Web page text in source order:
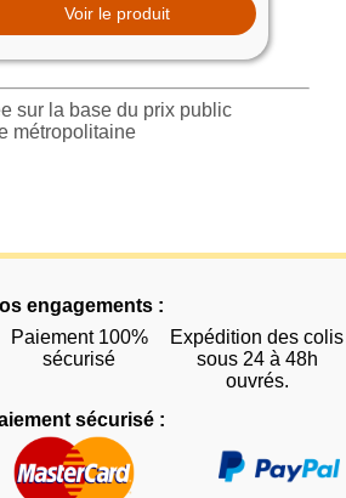
Voir le produit
sur la base du prix public
métropolitaine
engagements :
Paiement 100%
sécurisé
Expédition des colis
sous 24 à 48h
ouvrés.
sécurisé :